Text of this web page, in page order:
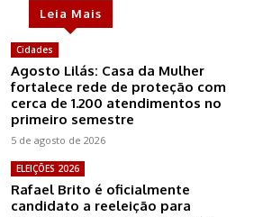
Leia Mais
Cidades
Agosto Lilás: Casa da Mulher
fortalece rede de proteção com
cerca de 1.200 atendimentos no
primeiro semestre
5 de agosto de 2026
ELEIÇÕES 2026
Rafael Brito é oficialmente
candidato a reeleição para